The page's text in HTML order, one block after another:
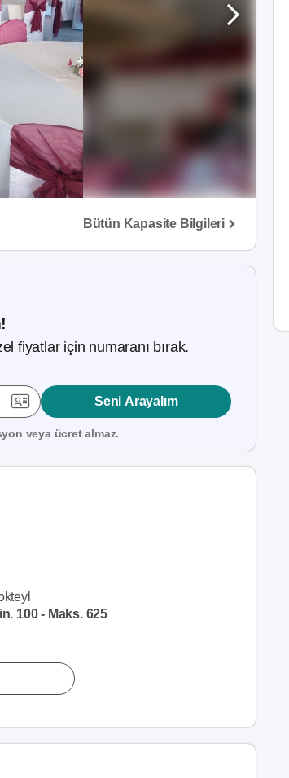
Bütün Kapasite Bilgileri
fiyatlar için numaranı bırak.
Seni Arayalım
veya ücret almaz.
100 - Maks. 625